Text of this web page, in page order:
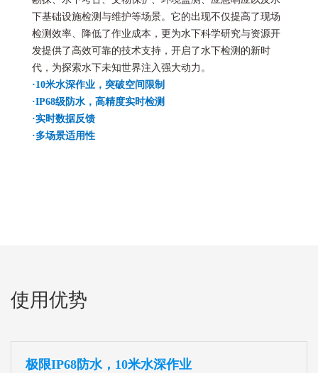
下基础设施检测与维护等场景。它的出现不仅提高了现场
检测效率、降低了作业成本，更为水下科学研究与资源开
发提供了高效可靠的技术支持，开启了水下检测的新时
代，为探索水下未知世界注入强大动力。
·10米水深作业，突破空间限制
·IP68级防水， 高精度实时检测
·实时数据反馈
·多场景适用性
使用优势
极限IP68防水，10米水深作业